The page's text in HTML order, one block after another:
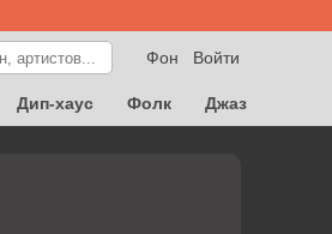
Войти
Фон
Дип-хаус Фолк
Джаз